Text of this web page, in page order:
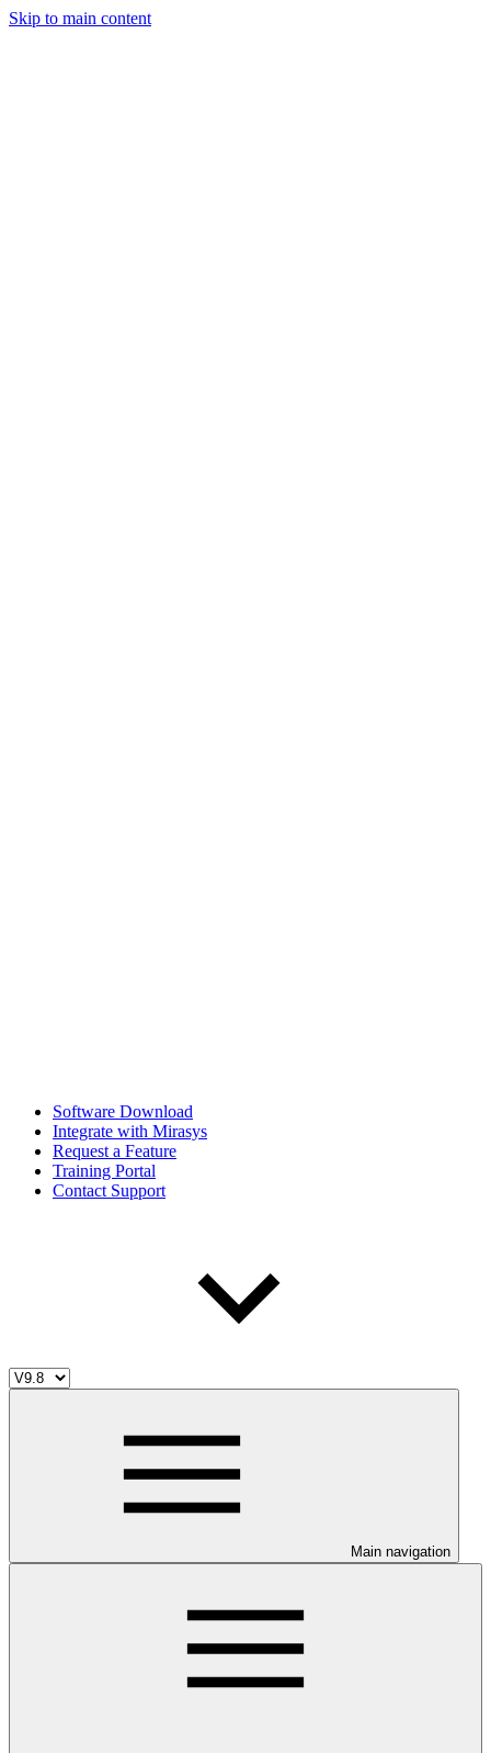
Skip to main content
Software Download
Integrate with Mirasys
Request a Feature
Training Portal
Contact Support
Main navigation